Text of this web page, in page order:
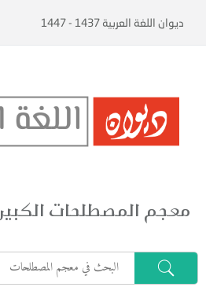
ديوان اللغة العربية 1437 - 1447
معجم المصطلحات الكبير